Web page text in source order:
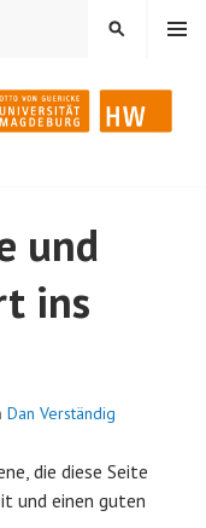
MENÜ
SUCHEN
und
ins
Dan Verständig
die diese Seite
und einen guten